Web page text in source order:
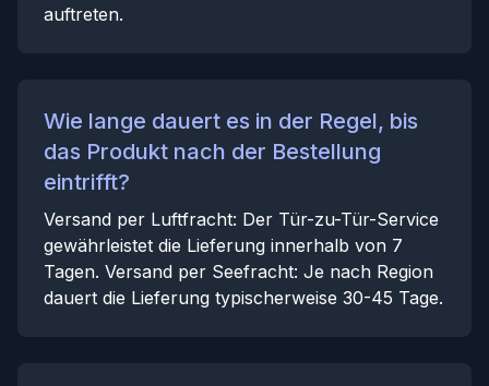
auftreten.
Wie lange dauert es in der Regel, bis
das Produkt nach der Bestellung
eintrifft?
Versand per Luftfracht: Der Tür-zu-Tür-Service
gewährleistet die Lieferung innerhalb von 7
Tagen. Versand per Seefracht: Je nach Region
dauert die Lieferung typischerweise 30-45 Tage.